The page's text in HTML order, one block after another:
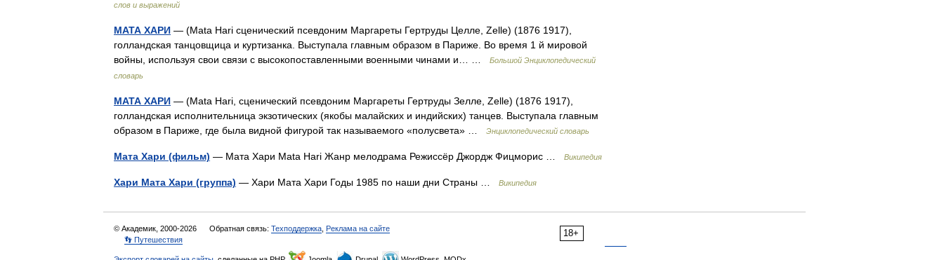
слов и выражений
МАТА ХАРИ — (Mata Hari сценический псевдоним Маргареты Гертруды Целле, Zelle) (1876 1917),
голландская танцовщица и куртизанка. Выступала главным образом в Париже. Во время 1 й мировой
войны, используя свои связи с высокопоставленными военными чинами и… …
Большой Энциклопедический
словарь
МАТА ХАРИ — (Mata Hari, сценический псевдоним Маргареты Гертруды Зелле, Zelle) (1876 1917),
голландская исполнительница экзотических (якобы малайских и индийских) танцев. Выступала главным
образом в Париже, где была видной фигурой так называемого «полусвета» …
Энциклопедический словарь
Мата Хари (фильм) — Мата Хари Mata Hari Жанр мелодрама Режиссёр Джордж Фицморис … Википедия
Хари Мата Хари (группа) — Хари Мата Хари Годы 1985 по наши дни Страны … Википедия
18+
© Академик, 2000-2026 Обратная связь: Техподдержка Реклама на сайте
👣 Путешествия